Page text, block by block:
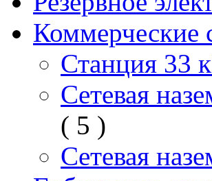
Коммерческие
Станция 33
Сетевая
( 5 )
Сетевая